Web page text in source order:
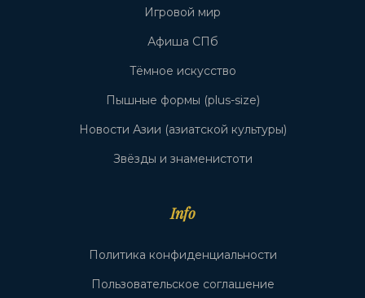
Игровой мир
Афиша СПб
Тёмное искусство
Пышные формы (plus-size)
Новости Азии (азиатской культуры)
Звёзды и знаменистоти
Info
Политика конфиденциальности
Пользовательское соглашение